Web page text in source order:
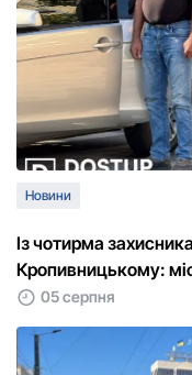
Новини
Із чотирма
Кропивницькому:
05 серпня